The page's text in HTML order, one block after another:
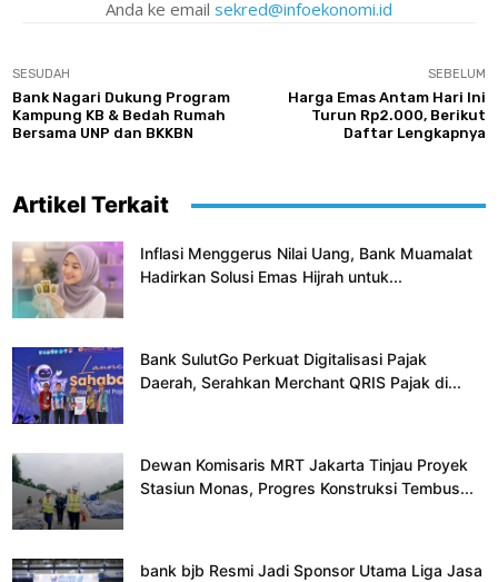
Anda ke email sekred@infoekonomi.id
SESUDAH
Bank Nagari Dukung Program
Kampung KB & Bedah Rumah
Bersama UNP dan BKKBN
SEBELUM
Harga Emas Antam Hari Ini
Turun Rp2.000, Berikut
Daftar Lengkapnya
Artikel Terkait
Inflasi Menggerus Nilai Uang, Bank Muamalat
Hadirkan Solusi Emas Hijrah untuk...
Bank SulutGo Perkuat Digitalisasi Pajak
Daerah, Serahkan Merchant QRIS Pajak di...
Dewan Komisaris MRT Jakarta Tinjau Proyek
Stasiun Monas, Progres Konstruksi Tembus...
bank bjb Resmi Jadi Sponsor Utama Liga Jasa